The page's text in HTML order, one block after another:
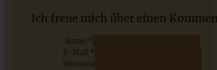
Schwedische Kanelbullar
Ich freue mich über einen
Name *
E-Mail *
Webseite